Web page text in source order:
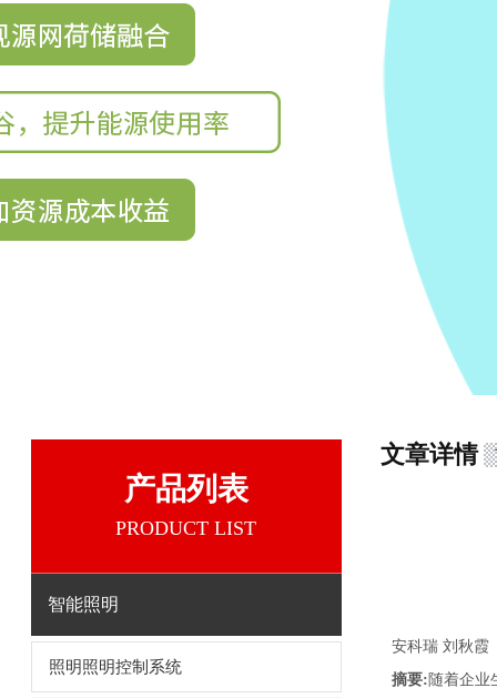
产品列表
PRODUCT LIST
智能照明
照明照明控制系统
文章详情
安科瑞 刘秋霞
摘要: 随着企业